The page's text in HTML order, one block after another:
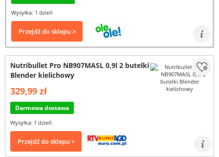
Wysyłka: 1 dzień
Przejdź do sklepu >
Nutribullet Pro NB907MASL 0,9l 2 butelki
Blender kielichowy
329,99 zł
Darmowa dostawa
Wysyłka: 1 dzień
Przejdź do sklepu >